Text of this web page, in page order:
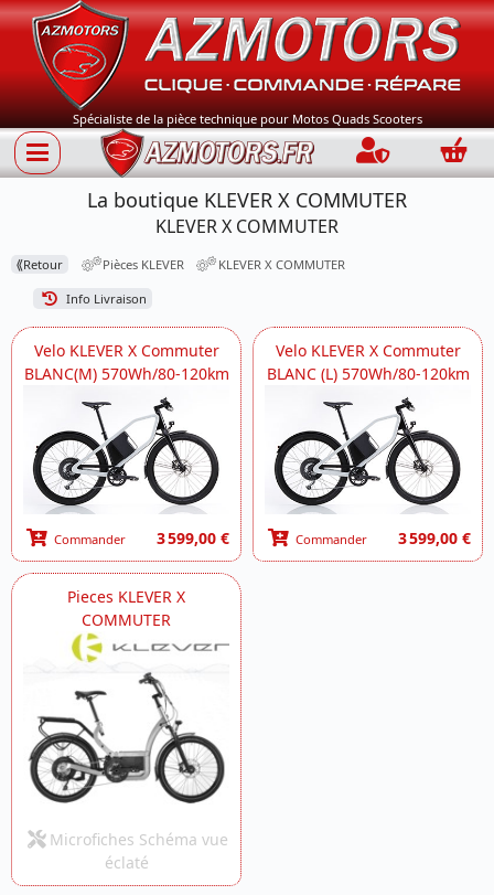
Spécialiste de la pièce technique pour Motos Quads Scooters
Connection
La boutique KLEVER X COMMUTER
KLEVER X COMMUTER
⟪Retour Pièces KLEVER KLEVER X COMMUTER
Info Livraison
Velo KLEVER X Commuter
BLANC(M) 570Wh/80-120km
Commander 3 599,00 €
Velo KLEVER X Commuter
BLANC (L) 570Wh/80-120km
Commander 3 599,00 €
Pieces KLEVER X
COMMUTER
Microfiches Schéma vue
éclaté